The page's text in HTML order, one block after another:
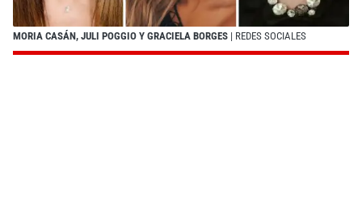
MORIA CASÁN, JULI POGGIO Y GRACIELA BORGES | REDES SOCIALES